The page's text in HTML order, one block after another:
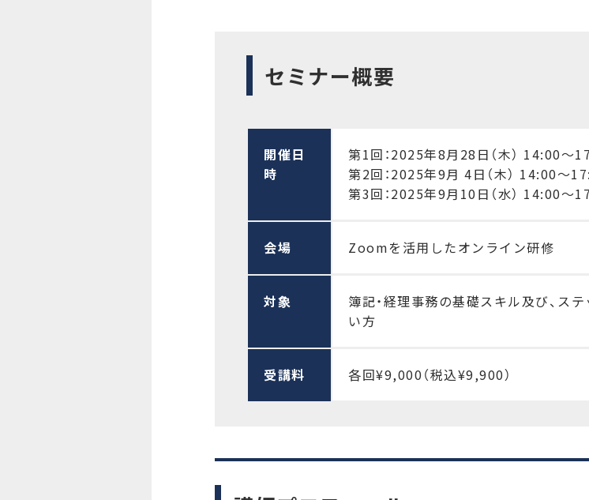
セミナー概要
開催日
時
第1回：2025年8月28日（木） 14:00〜
第2回：2025年9月 4日（木） 14:00〜
第3回：2025年9月10日（水） 14:00〜
会場 Zoomを活用したオンライン研修
対象
簿記・経理事務の基礎スキル及び、ス
い方
受講料 各回¥9,000（税込¥9,900）